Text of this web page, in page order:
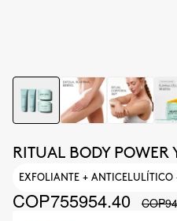
RITUAL BODY POWER
EXFOLIANTE + ANTICELULÍTICO
COP755954.40